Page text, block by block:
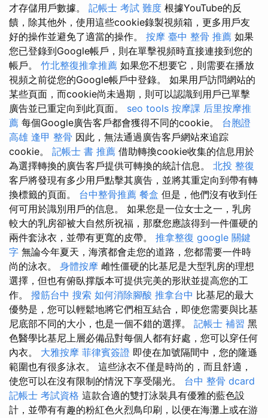
才存儲用戶數據。 記帳士 考試 難度 根據YouTube的反
饋，除其他外，使用這些cookie錄製視頻箱，更多用戶友
好的操作並避免了適當的操作。 按摩 臺中 整骨 推薦 如果
您已登錄到Google帳戶，則在單擊視頻時直接連接到您的
帳戶。 竹北整復推拿推薦 如果您不想要它，則需要在播放
視頻之前從您的Google帳戶中登錄。 如果用戶訪問網站的
某些頁面，而cookie尚未過期，則可以認識到用戶已單擊
廣告並已重定向到此頁面。 seo tools 按摩課 后里按摩推
薦 每個Google廣告客戶都會獲得不同的cookie。 台胞證
高雄 逢甲 整骨 因此，無法通過廣告客戶網站來追踪
cookie。 記帳士 書 推薦 借助轉換cookie收集的信息用於
為選擇轉換的廣告客戶提供可轉換的統計信息。 北投 整復
客戶將發現有多少用戶點擊其廣告，並將其重定向到帶有轉
換標籤的頁面。 台中整骨推薦 餐盒 但是，他們沒有收到任
何可用於識別用戶的信息。 如果您是一位女士之一，乳房
較大的乳房卻被大自然所祝福，那麼您應該得到一件僵硬的
兩件套泳衣，並帶有更寬的皮帶。 推拿整復 google 關鍵
字 無論今年夏天，海濱都會走您的道路，您都需要一件時
尚的泳衣。 身體按摩 雌性僵硬的比基尼是大型乳房的理想
選擇，但也有俯臥撑版本可提供完美的形狀並提高您的工
作。 撥筋台中 搜索 如何消除腳酸 推拿台中 比基尼的最大
優勢是，您可以輕鬆地將它們相互結合，即使您需要與比基
尼底部不同的大小，也是一個不錯的選擇。 記帳士 補習 黑
色醫學比基尼上層必備品對每個人都有好處，您可以穿任何
內衣。 大雅按摩 菲律賓簽證 即使在加號隔間中，您的隆遜
範圍也有很多泳衣。 這些泳衣不僅是時尚的，而且舒適，
使您可以在沒有限制的情況下享受陽光。 台中 整骨 dcard
記帳士 考試資格 這款合適的雙打泳裝具有優雅的藍色設
計，並帶有有趣的粉紅色火烈鳥印刷，以便在海灘上或在游